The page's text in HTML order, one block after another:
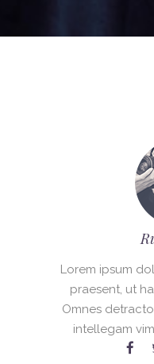
Lorem ipsum
praesent, ut
Omnes
intellegam